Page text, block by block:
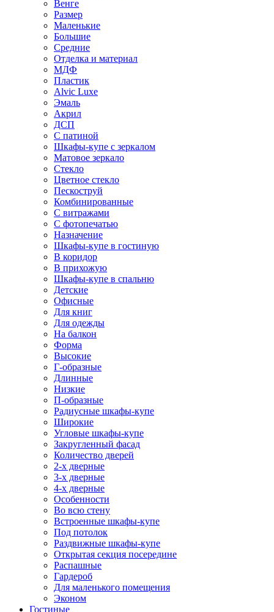
Венге
Размер
Маленькие
Большие
Средние
Отделка и материал
МДФ
Пластик
Alvic Luxe
Эмаль
Акрил
ДСП
С патиной
Шкафы-купе с зеркалом
Матовое зеркало
Стекло
Цветное стекло
Пескоструй
Комбинированные
С витражами
С фотопечатью
Назначение
Шкафы-купе в гостиную
В коридор
В прихожую
Шкафы-купе в спальню
Детские
Офисные
Для книг
Для одежды
На балкон
Форма
Высокие
Г-образные
Длинные
Низкие
П-образные
Радиусные шкафы-купе
Широкие
Угловые шкафы-купе
Закругленный фасад
Количество дверей
2-х дверные
3-х дверные
4-х дверные
Особенности
Во всю стену
Встроенные шкафы-купе
Под потолок
Раздвижные шкафы-купе
Открытая секция посередине
Распашные
Гардероб
Для маленького помещения
Эконом
Гостиные